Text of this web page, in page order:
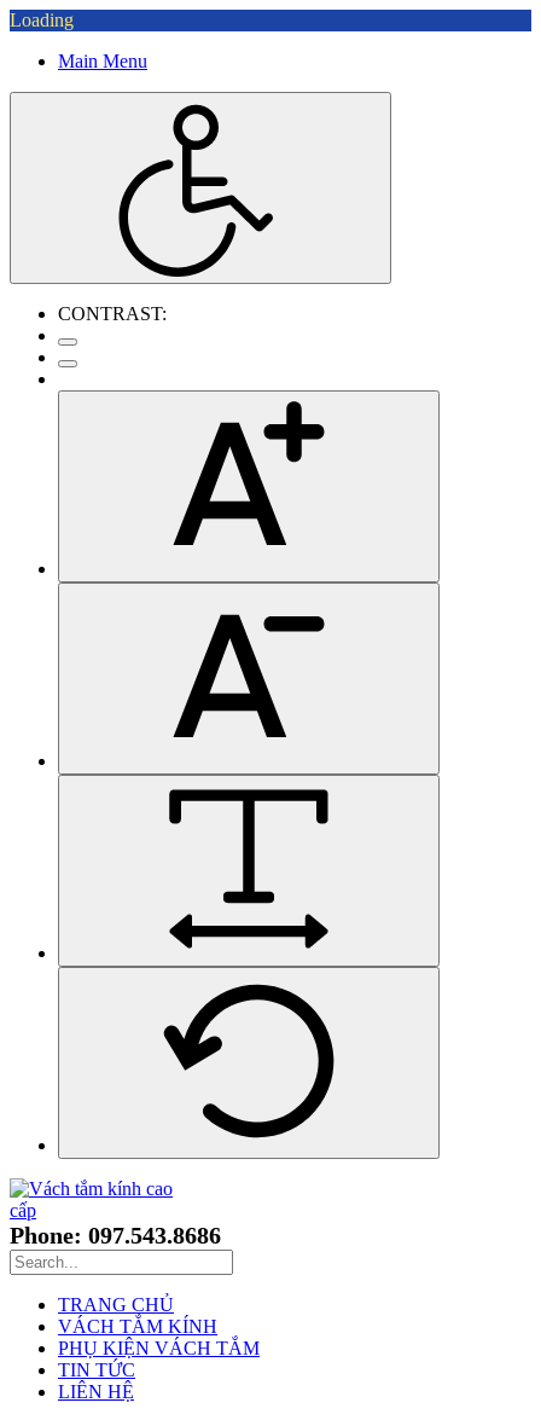
Loading
Main Menu
CONTRAST:
Phone: 097.543.8686
TRANG CHỦ
VÁCH TẮM KÍNH
PHỤ KIỆN VÁCH TẮM
TIN TỨC
LIÊN HỆ